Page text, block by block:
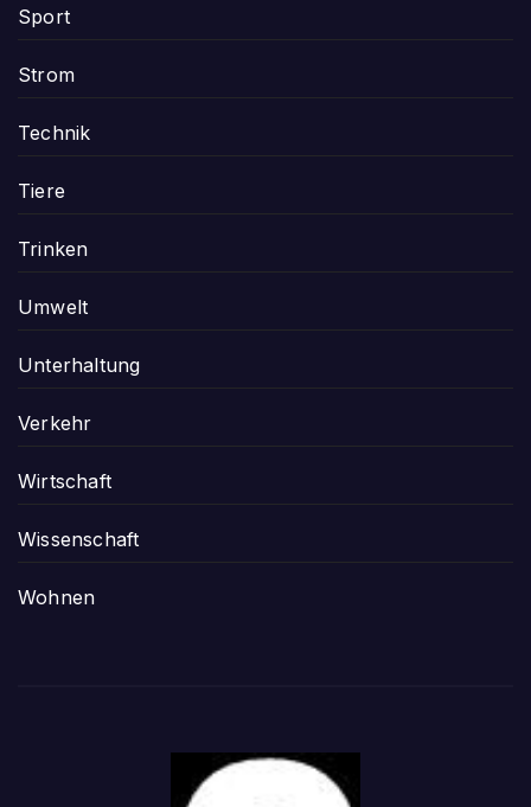
Sport
Strom
Technik
Tiere
Trinken
Umwelt
Unterhaltung
Verkehr
Wirtschaft
Wissenschaft
Wohnen